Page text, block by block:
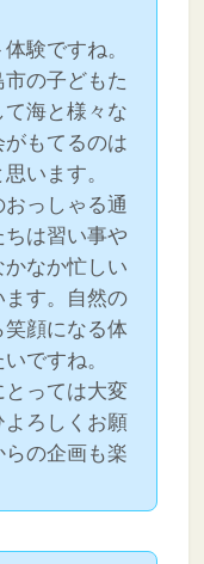
験ですね。
の子どもた
海と様々な
もてるのは
います。
っしゃる通
ちは習い事や
かなか忙しい
ます。自然の
笑顔になる体
ですね。
っては大変
よろしくお願
の企画も楽